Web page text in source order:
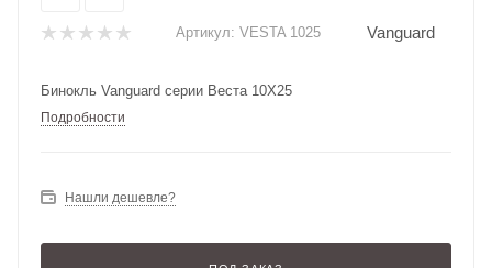
Артикул: VESTA 1025 Vanguard
Бинокль Vanguard серии Веста 10X25
Подробности
Нашли дешевле?